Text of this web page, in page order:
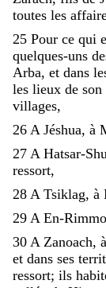
toutes les
25 Pour ce qui
quelques-uns
Arba, et dans
les lieux de son
villages,
26 A Jéshua, à
27 A Hatsar-
ressort,
28 A Tsiklag, à
29 A En-
30 A Zanoach, à
et dans ses
ressort; ils